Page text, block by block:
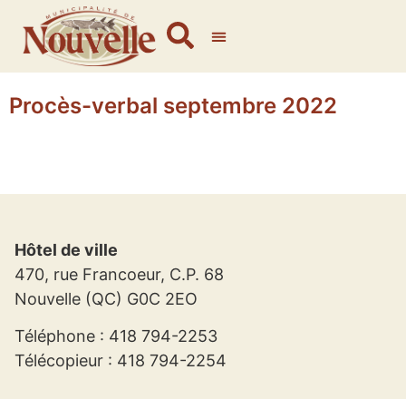
Procès-verbal septembre 2022
Hôtel de ville
470, rue Francoeur, C.P. 68
Nouvelle (QC) G0C 2EO
Téléphone : 418 794-2253
Télécopieur : 418 794-2254